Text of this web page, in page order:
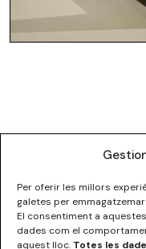
Per oferir les millors
galetes per
El consentiment a
dades com el
aquest lloc. Totes les
ESCOLA